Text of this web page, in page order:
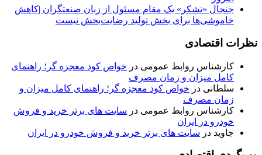
جنجال «تشکر» یک مقام مسئول از زبان صنعتگران |کاهش
خاموشی‌ها برای بخش تولید رضایت‌بخش نیست
نظرات اقتصادی
کارشناس روابط عمومی در خواص کود معجزه گر؛ راهنمای
کامل میزان و زمان مصرف
سلطانی در خواص کود معجزه گر؛ راهنمای کامل میزان و
زمان مصرف
کارشناس روابط عمومی در سایت های برتر خرید و فروش
خودرو در ایران
جاوید در سایت های برتر خرید و فروش خودرو در ایران